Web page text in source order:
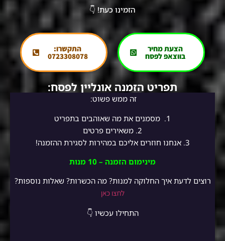
הזמינו כעת! 👇
הצעת מחיר
בווצאפ לפסח
התקשרו:
0723308078
תפריט הזמנה אונליין לפסח:
זה ממש פשוט:
1.
מסמנים את מה שאוהבים בתפריט
2. משאירים פרטים
3. אנחנו חוזרים אליכם במהירות לסגירת ההזמנה!
מינימום הזמנה – 10 מנות
רוצים לדעת איך החלוקה למנות? מה הכשרות? שאלות נוספות?
לחצו כאן
התחילו עכשיו 👇